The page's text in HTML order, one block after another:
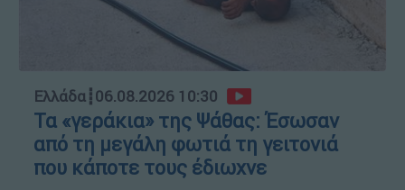
Ελλάδα┋06.08.2026 10:30
Τα «γεράκια» της Ψάθας: Έσωσαν
από τη μεγάλη φωτιά τη γειτονιά
που κάποτε τους έδιωχνε